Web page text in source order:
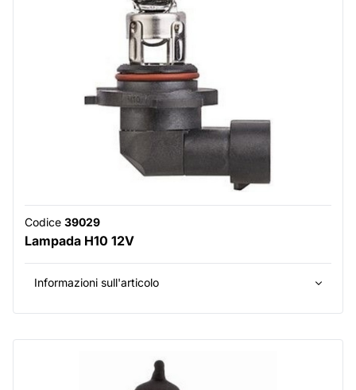
Codice 39029
Lampada H10 12V
Informazioni sull'articolo